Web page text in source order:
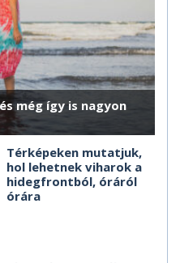
még így is nagyon
Térképeken mutatjuk,
hol lehetnek viharok a
hidegfrontból, óráról
órára